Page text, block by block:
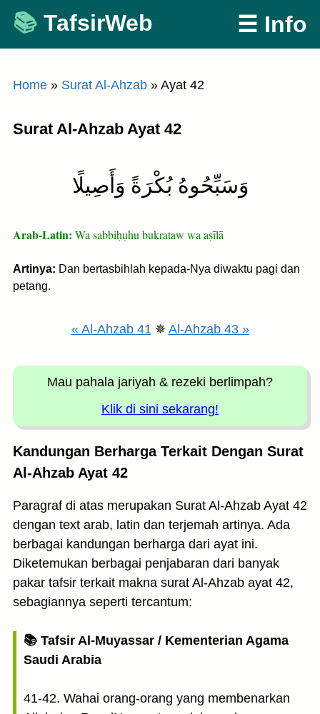
Skip
content
TafsirWeb ☰ Info
Home » Surat Al-Ahzab » Ayat 42
Surat Al-Ahzab Ayat 42
وَسَبِّحُوهُ بُكْرَةً وَأَصِيلًا
Arab-Latin: Wa sabbiḥụhu bukrataw wa aṣīlā
Artinya: Dan bertasbihlah kepada-Nya diwaktu pagi dan
petang.
« Al-Ahzab 41✵ Al-Ahzab 43 »
Mau pahala jariyah & rezeki berlimpah?
Klik di sini sekarang!
Kandungan Berharga Terkait Dengan Surat
Al-Ahzab Ayat 42
Paragraf di atas merupakan Surat Al-Ahzab Ayat 42
dengan text arab, latin dan terjemah artinya. Ada
berbagai kandungan berharga dari ayat ini.
Diketemukan berbagai penjabaran dari banyak
pakar tafsir terkait makna surat Al-Ahzab ayat 42,
sebagiannya seperti tercantum:
📚 Tafsir Al-Muyassar / Kementerian Agama
Saudi Arabia
41-42. Wahai orang-orang yang membenarkan